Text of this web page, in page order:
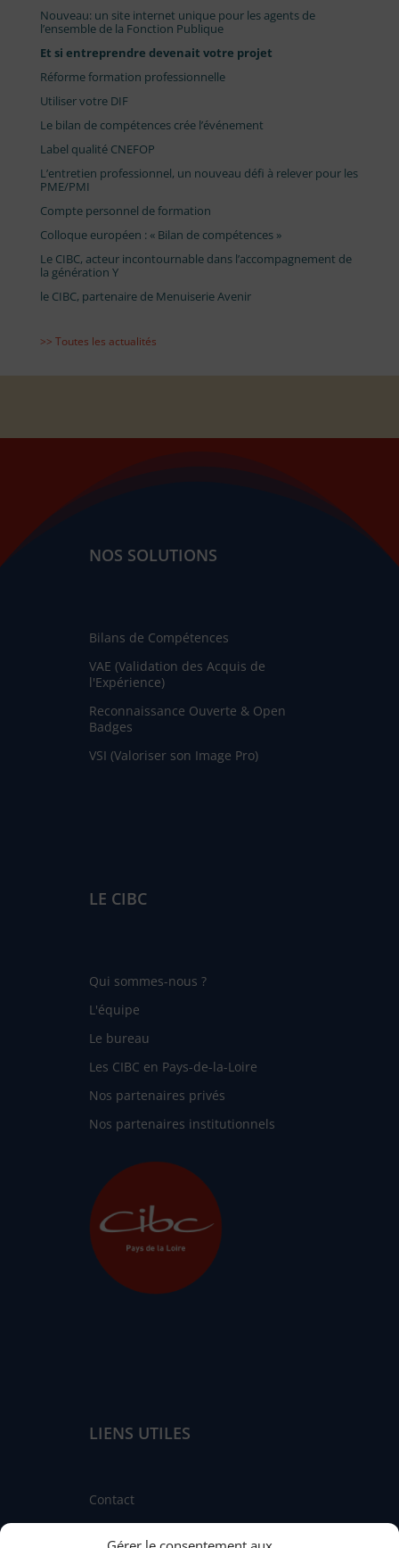
Nouveau: un site internet unique pour les agents de
l’ensemble de la Fonction Publique
Et si entreprendre devenait votre projet
Réforme formation professionnelle
Utiliser votre DIF
Le bilan de compétences crée l’événement
Label qualité CNEFOP
L’entretien professionnel, un nouveau défi à relever pour les
PME/PMI
Compte personnel de formation
Colloque européen : « Bilan de compétences »
Le CIBC, acteur incontournable dans l’accompagnement de
la génération Y
le CIBC, partenaire de Menuiserie Avenir
>> Toutes les actualités
NOS SOLUTIONS
Bilans de Compétences
VAE (Validation des Acquis de
l'Expérience)
Reconnaissance Ouverte & Open
Badges
VSI (Valoriser son Image Pro)
LE CIBC
Qui sommes-nous ?
L'équipe
Le bureau
Les CIBC en Pays-de-la-Loire
Nos partenaires privés
Nos partenaires institutionnels
LIENS UTILES
Contact
Linkedin